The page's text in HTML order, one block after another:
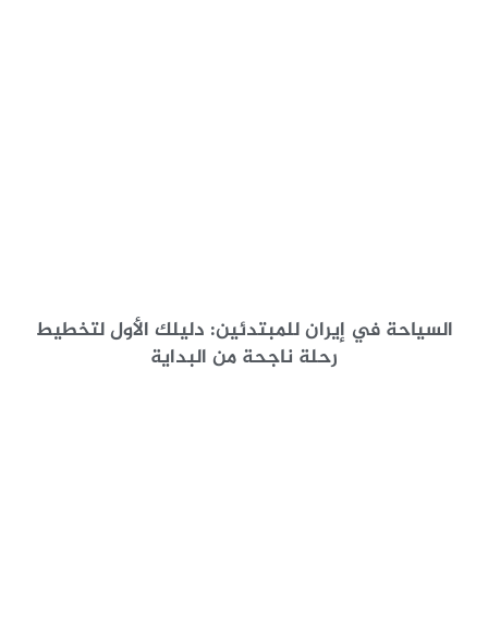
السياحة في إيران للمبتدئين: دليلك الأول لتخطيط
رحلة ناجحة من البداية